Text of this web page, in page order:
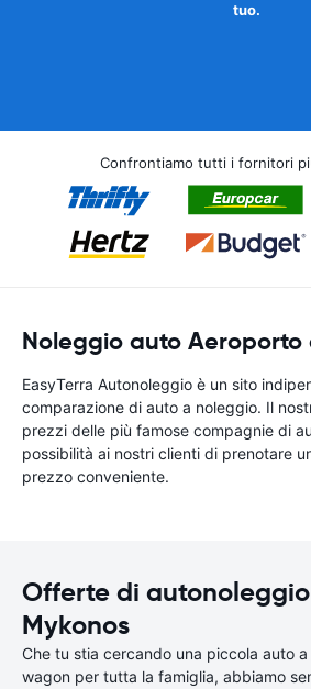
tuo.
Confrontiamo tutti i fornitori
Noleggio auto Aeroporto
EasyTerra Autonoleggio è un sito
comparazione di auto a noleggio. Il
prezzi delle più famose compagnie di
possibilità ai nostri clienti di prenotare
prezzo conveniente.
Offerte di
Mykonos
Che tu stia cercando una piccola auto
wagon per tutta la famiglia, abbiamo